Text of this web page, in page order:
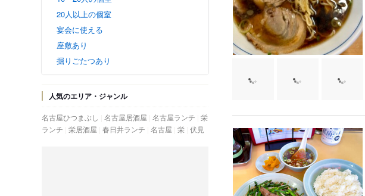
20人以上の個室
宴会に使える
座敷あり
掘りごたつあり
人気のエリア・ジャンル
名古屋ひつまぶし 名古屋居酒屋 名古屋ランチ 栄
ランチ 栄居酒屋 春日井ランチ 名古屋 栄 伏見